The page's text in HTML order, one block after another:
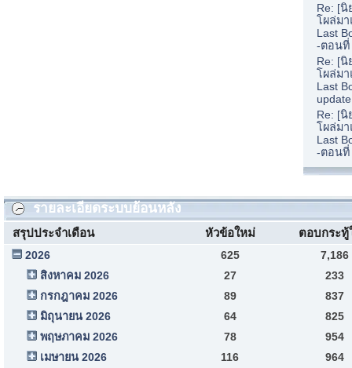
Re: [
โผล่มา
Last
-ตอนที่
Re: [
โผล่มา
Last
Re: [
โผล่มา
Last
-ตอนที่
รายละเอียดระบบย้อนหลัง
สรุปประจำเดือน หัวข้อใหม่ ตอบกระทู้
2026 625
7,186
สิงหาคม 2026
27
233
กรกฎาคม 2026
89
837
มิถุนายน 2026
64
825
พฤษภาคม 2026
78
954
เมษายน 2026
116
964